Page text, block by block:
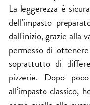
La leggerezza è
dell’impasto
dall’inizio, grazie alla
permesso di
soprattutto di
pizzerie. Dopo
all’impasto classico,